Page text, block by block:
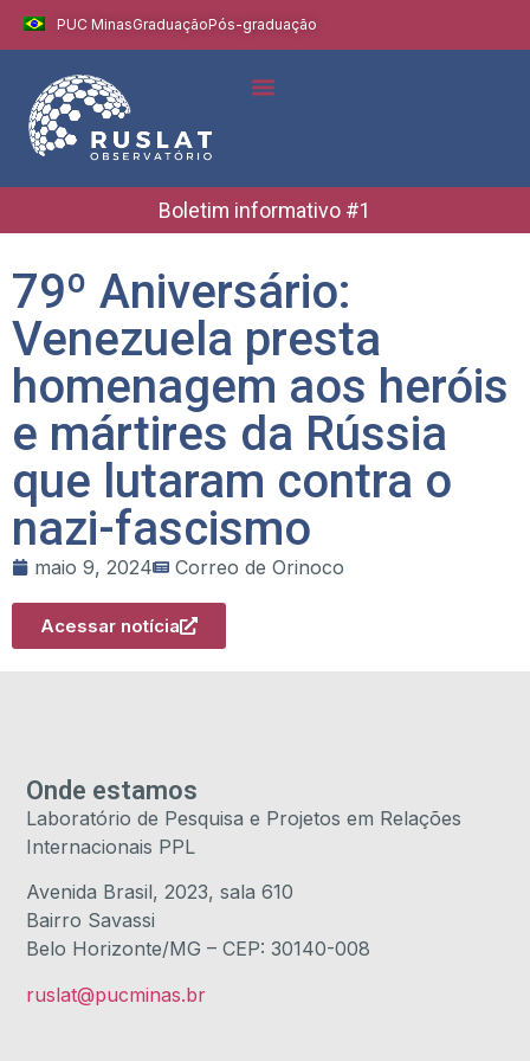
PUC MinasGraduaçãoPós-graduação
Boletim informativo #1
79º Aniversário:
Venezuela presta
homenagem aos heróis
e mártires da Rússia
que lutaram contra o
nazi-fascismo
maio 9, 2024 Correo de Orinoco
Acessar notícia
Onde estamos
Laboratório de Pesquisa e Projetos em Relações
Internacionais PPL
Avenida Brasil, 2023, sala 610
Bairro Savassi
Belo Horizonte/MG – CEP: 30140-008
ruslat@pucminas.br